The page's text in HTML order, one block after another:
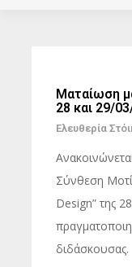
Ματαίωση
28 και 29/
Ελευθερία
Σύνθεση
Design” της
διδάσκουσας.